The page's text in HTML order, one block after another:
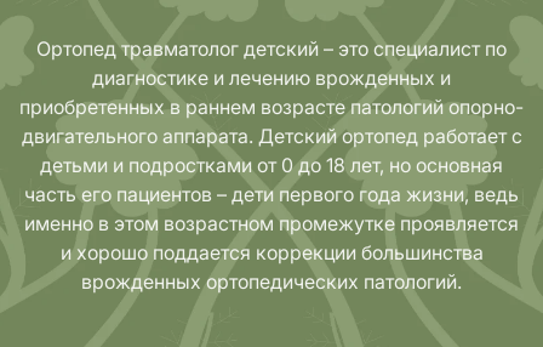
Ортопед травматолог детский – это специалист по
диагностике и лечению врожденных и
приобретенных в раннем возрасте патологий опорно-
двигательного аппарата. Детский ортопед работает с
детьми и подростками от 0 до 18 лет, но основная
часть его пациентов – дети первого года жизни, ведь
именно в этом возрастном промежутке проявляется
и хорошо поддается коррекции большинства
врожденных ортопедических патологий.